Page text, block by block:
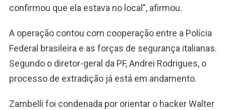
confirmou que ela estava no local”, afirmou.
A operação contou com cooperação entre a Polícia
Federal brasileira e as forças de segurança italianas.
Segundo o diretor-geral da PF, Andrei Rodrigues, o
processo de extradição já está em andamento.
Zambelli foi condenada por orientar o hacker Walter